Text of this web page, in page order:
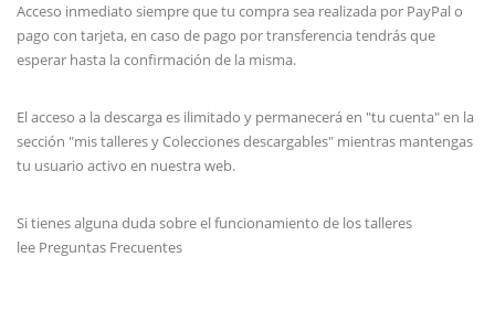
Acceso inmediato siempre que tu compra sea realizada por PayPal o
pago con tarjeta, en caso de pago por transferencia tendrás que
esperar hasta la confirmación de la misma.
El acceso a la descarga es ilimitado y permanecerá en "tu cuenta" en la
sección "mis talleres y Colecciones descargables" mientras mantengas
tu usuario activo en nuestra web.
Si tienes alguna duda sobre el funcionamiento de los talleres
lee Preguntas Frecuentes